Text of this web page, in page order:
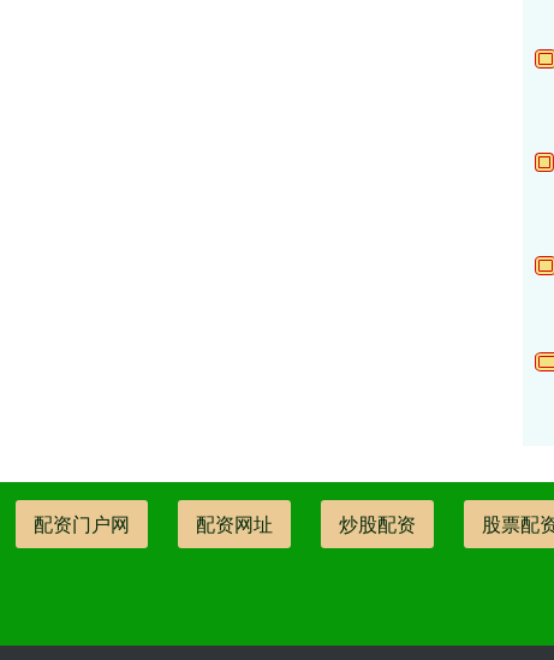
配资门户网 配资网址 炒股配资 股票配